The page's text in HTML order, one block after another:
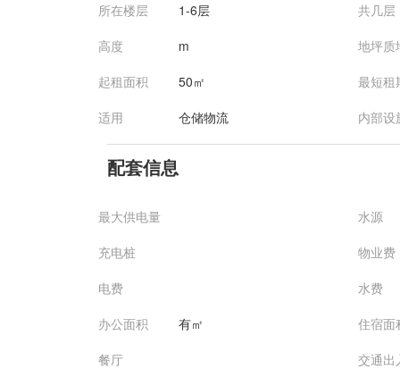
所在楼层
1-6层
共几层
高度
m
地坪质
起租面积
50㎡
最短租
适用
仓储物流 内部设
配套信息
最大供电量
水源
充电桩
物业费
电费
水费
办公面积
有㎡
住宿面
餐厅
交通出